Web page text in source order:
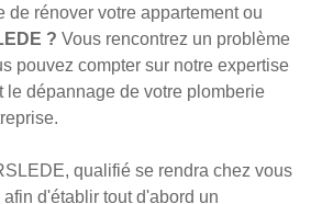
de rénover votre appartement ou
? Vous rencontrez un problème
pouvez compter sur notre expertise
le dépannage de votre plomberie
qualifié se rendra chez vous
d'établir tout d'abord un